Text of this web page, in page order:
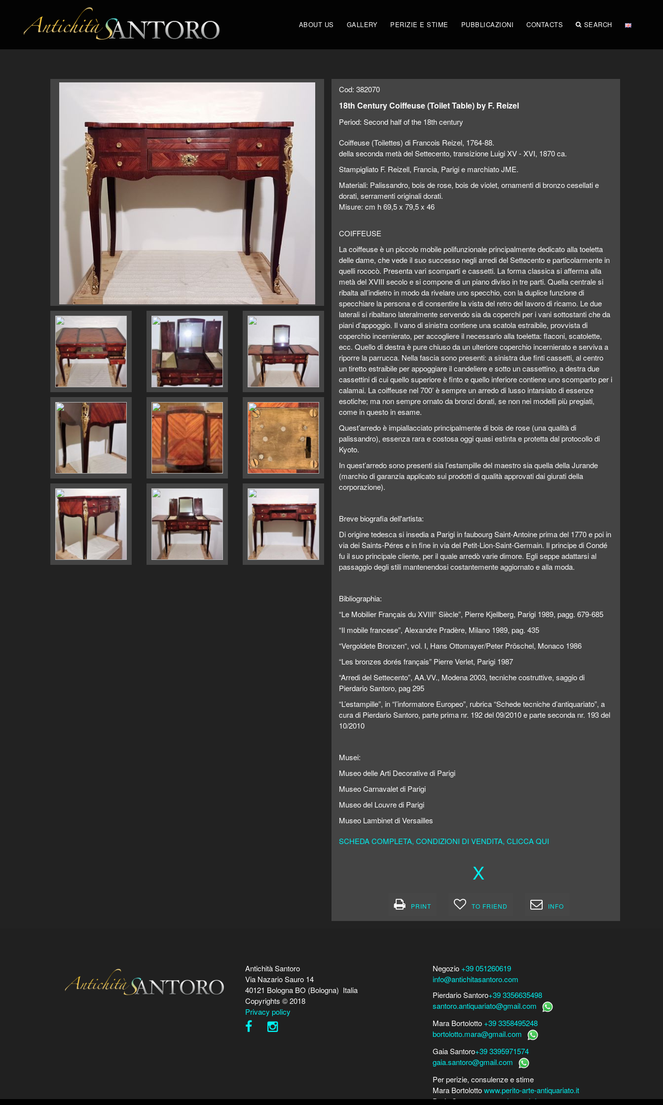
ABOUT US GALLERY PERIZIE E STIME PUBBLICAZIONI CONTACTS SEARCH
Cod: 382070
18th Century Coiffeuse (Toilet Table) by F. Reizel
Period: Second half of the 18th century
Coiffeuse (Toilettes) di Francois Reizel, 1764-88.
della seconda metà del Settecento, transizione Luigi XV - XVI, 1870 ca.
Stampigliato F. Reizell, Francia, Parigi e marchiato JME.
Materiali: Palissandro, bois de rose, bois de violet, ornamenti di bronzo cesellati e
dorati, serramenti originali dorati.
Misure: cm h 69,5 x 79,5 x 46
COIFFEUSE
La coiffeuse è un piccolo mobile polifunzionale principalmente dedicato alla toeletta
delle dame, che vede il suo successo negli arredi del Settecento e particolarmente in
quelli rococò. Presenta vari scomparti e cassetti. La forma classica si afferma alla
metà del XVIII secolo e si compone di un piano diviso in tre parti. Quella centrale si
ribalta all’indietro in modo da rivelare uno specchio, con la duplice funzione di
specchiare la persona e di consentire la vista del retro del lavoro di ricamo. Le due
laterali si ribaltano lateralmente servendo sia da coperchi per i vani sottostanti che da
piani d’appoggio. Il vano di sinistra contiene una scatola estraibile, provvista di
coperchio incernierato, per accogliere il necessario alla toeletta: flaconi, scatolette,
ecc. Quello di destra è pure chiuso da un ulteriore coperchio incernierato e serviva a
riporre la parrucca. Nella fascia sono presenti: a sinistra due finti cassetti, al centro
un tiretto estraibile per appoggiare il candeliere e sotto un cassettino, a destra due
cassettini di cui quello superiore è finto e quello inferiore contiene uno scomparto per i
calamai. La coiffeuse nel 700’ è sempre un arredo di lusso intarsiato di essenze
esotiche; ma non sempre ornato da bronzi dorati, se non nei modelli più pregiati,
come in questo in esame.
Quest’arredo è impiallacciato principalmente di bois de rose (una qualità di
palissandro), essenza rara e costosa oggi quasi estinta e protetta dal protocollo di
Kyoto.
In quest’arredo sono presenti sia l’estampille del maestro sia quella della Jurande
(marchio di garanzia applicato sui prodotti di qualità approvati dai giurati della
corporazione).
Breve biografia dell'artista:
Di origine tedesca si insedia a Parigi in faubourg Saint-Antoine prima del 1770 e poi in
via dei Saints-Péres e in fine in via del Petit-Lion-Saint-Germain. Il principe di Condé
fu il suo principale cliente, per il quale arredò varie dimore. Egli seppe adattarsi al
passaggio degli stili mantenendosi costantemente aggiornato e alla moda.
Bibliographia:
“Le Mobilier Français du XVIII° Siècle”, Pierre Kjellberg, Parigi 1989, pagg. 679-685
“Il mobile francese”, Alexandre Pradère, Milano 1989, pag. 435
“Vergoldete Bronzen“, vol. I, Hans Ottomayer/Peter Pröschel, Monaco 1986
“Les bronzes dorés français” Pierre Verlet, Parigi 1987
“Arredi del Settecento”, AA.VV., Modena 2003, tecniche costruttive, saggio di
Pierdario Santoro, pag 295
“L’estampille”, in “l’informatore Europeo”, rubrica “Schede tecniche d’antiquariato”, a
cura di Pierdario Santoro, parte prima nr. 192 del 09/2010 e parte seconda nr. 193 del
10/2010
Musei:
Museo delle Arti Decorative di Parigi
Museo Carnavalet di Parigi
Museo del Louvre di Parigi
Museo Lambinet di Versailles
SCHEDA COMPLETA, CONDIZIONI DI VENDITA, CLICCA QUI
X
PRINT TO FRIEND INFO
Antichità Santoro
Via Nazario Sauro 14
40121 Bologna BO (Bologna) Italia
Copyrights © 2018
Privacy policy
Negozio +39 051260619
info@antichitasantoro.com
Pierdario Santoro+39 3356635498
santoro.antiquariato@gmail.com
Mara Bortolotto +39 3358495248
bortolotto.mara@gmail.com
Gaia Santoro+39 3395971574
gaia.santoro@gmail.com
Per perizie, consulenze e stime
Mara Bortolottowww.perito-arte-antiquariato.it
Dario Santorowww.peritoarte.info